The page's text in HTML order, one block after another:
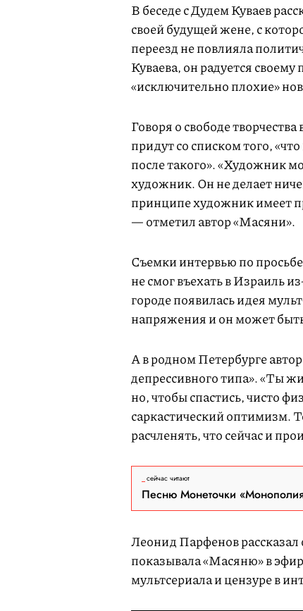
В беседе с Дудем Куваев
своей будущей жене, с
переезд не повлияла
Куваева, он радуется
«исключительно плохие»
Говоря о свободе
придут со списком того,
после такого». «Художник
художник. Он не делает
принципе художник имеет
— отметил автор «Масяни».
Съемки интервью по
не смог въехать в Израиль
городе появилась идея
напряжения и он может
А в родном Петербурге
депрессивного типа». «Ты
но, чтобы спастись, чисто
саркастический оптимизм.
расчленять, что сейчас и
сейчас читают
Песню Монеточки
Леонид Парфенов
показывала «Масяню» в
мультсериала и цензуре в